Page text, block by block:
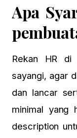
Apa
Rekan HR di
sayangi, agar
dan lancar
minimal yang
description